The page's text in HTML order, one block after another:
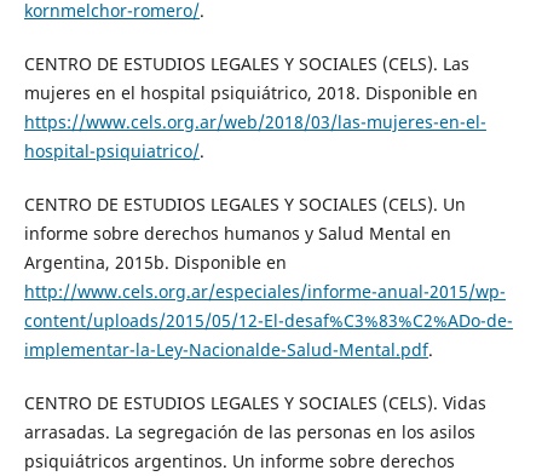
kornmelchor-romero/.
CENTRO DE ESTUDIOS LEGALES Y SOCIALES (CELS). Las
mujeres en el hospital psiquiátrico, 2018. Disponible en
https://www.cels.org.ar/web/2018/03/las-mujeres-en-el-
hospital-psiquiatrico/.
CENTRO DE ESTUDIOS LEGALES Y SOCIALES (CELS). Un
informe sobre derechos humanos y Salud Mental en
Argentina, 2015b. Disponible en
http://www.cels.org.ar/especiales/informe-anual-2015/wp-
content/uploads/2015/05/12-El-desaf%C3%83%C2%ADo-de-
implementar-la-Ley-Nacionalde-Salud-Mental.pdf.
CENTRO DE ESTUDIOS LEGALES Y SOCIALES (CELS). Vidas
arrasadas. La segregación de las personas en los asilos
psiquiátricos argentinos. Un informe sobre derechos